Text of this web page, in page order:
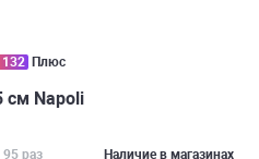
132 Плюс
см Napoli
95 раз Наличие в магазинах